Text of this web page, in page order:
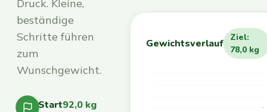
Druck. Kleine,
beständige
Schritte führen
zum
Wunschgewicht.
Start92,0 kg
Gewichtsverlauf
Ziel:
78,0 kg